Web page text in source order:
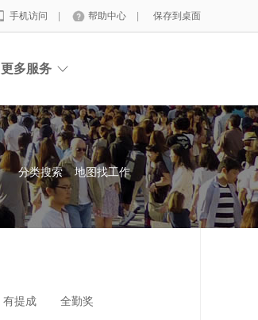
手机访问 帮助中心 保存到桌面
更多服务
分类搜索 地图找工作
有提成 全勤奖